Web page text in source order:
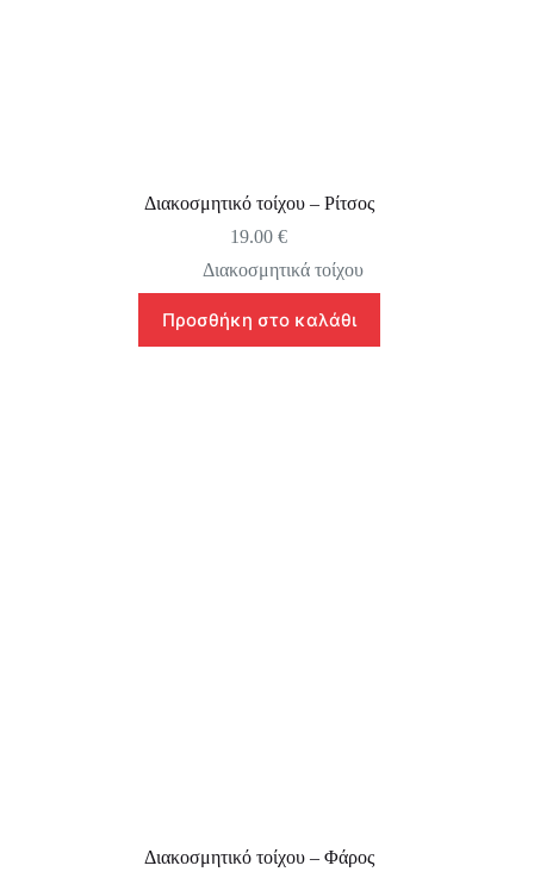
Διακοσμητικό τοίχου – Ρίτσος
19.00€
Διακοσμητικά τοίχου
Προσθήκη στο καλάθι
Διακοσμητικό τοίχου – Φάρος